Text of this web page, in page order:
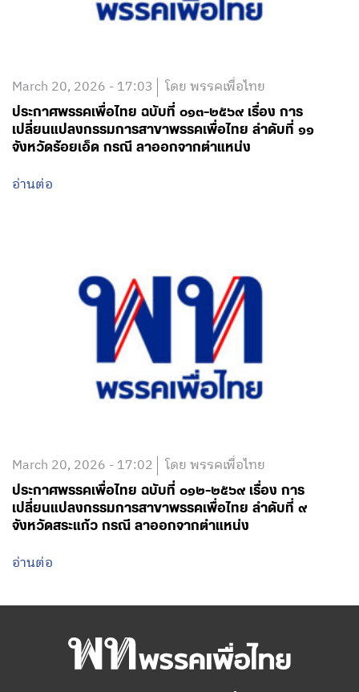
March 20, 2026 - 17:03 โดย พรรคเพื่อไทย
ประกาศพรรคเพื่อไทย ฉบับที่ ๐๑๓-๒๕๖๙ เรื่อง การ
เปลี่ยนแปลงกรรมการสาขาพรรคเพื่อไทย ลำดับที่ ๑๑
จังหวัดร้อยเอ็ด กรณี ลาออกจากตำแหน่ง
อ่านต่อ
March 20, 2026 - 17:02 โดย พรรคเพื่อไทย
ประกาศพรรคเพื่อไทย ฉบับที่ ๐๑๒-๒๕๖๙ เรื่อง การ
เปลี่ยนแปลงกรรมการสาขาพรรคเพื่อไทย ลำดับที่ ๙
จังหวัดสระแก้ว กรณี ลาออกจากตำแหน่ง
อ่านต่อ